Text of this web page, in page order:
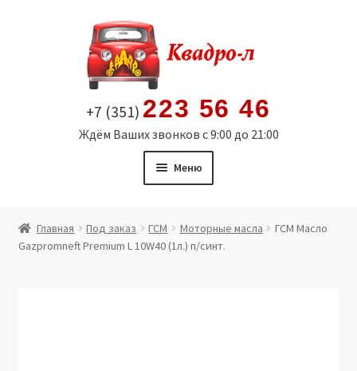
содержимому
+7 (351) 223 56 46
Ждём Ваших звонков с 9:00 до 21:00
Меню
Витрина
Главная Под заказ ГСМ Моторные масла
ГСМ Масло
Gazpromneft Premium L 10W40 (1л.) п/синт.